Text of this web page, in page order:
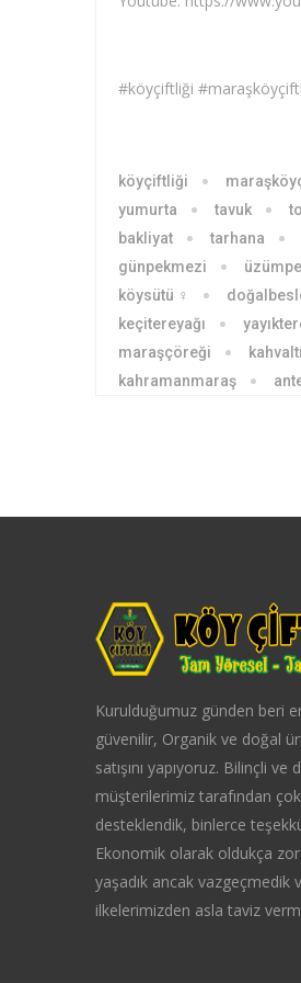
köyçiftliği
yumurta
tavuk
bakliyat
tarhana
günpekmezi
köysütü ♀
keçitereyağı
maraşçöreği
kahramanmaraş
Kurulduğumuz günden beri
güvenilir, Organik ve doğal
satışını yapıyoruz. Bilinçli ve
müşterilerimiz tarafından
desteklendik, binlerce
Ekonomik olarak oldukça
yaşadık ancak vazgeçmedik
ilkelerimizden asla taviz